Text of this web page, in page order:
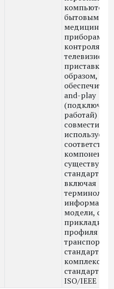
бытовыми
приборами
контроля и
образом,
обеспечить
and-play
(подключи-
работай)
использует
компоненты
стандартов,
включая
модели,
прикладного
профиля и
стандарты
комплекса
стандартов
ISO/IEEE